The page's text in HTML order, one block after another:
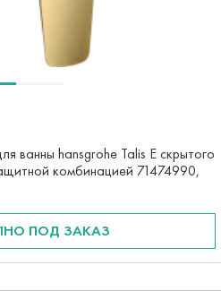
ванны hansgrohe Talis E скрытого
комбинацией 71474990,
ПОД ЗАКАЗ